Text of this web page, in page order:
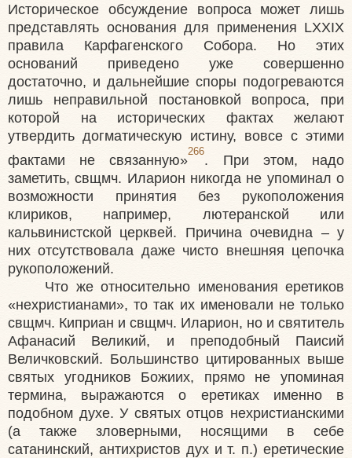
Историческое обсуждение вопроса может лишь
представлять основания для применения LXXIX
правила Карфагенского Собора. Но этих
оснований приведено уже совершенно
достаточно, и дальнейшие споры подогреваются
лишь неправильной постановкой вопроса, при
которой на исторических фактах желают
утвердить догматическую истину, вовсе с этими
фактами не связанную»
266
. При этом, надо
заметить, свщмч. Иларион никогда не упоминал о
возможности принятия без рукоположения
клириков, например, лютеранской или
кальвинистской церквей. Причина очевидна – у
них отсутствовала даже чисто внешняя цепочка
рукоположений.
Что же относительно именования еретиков
«нехристианами», то так их именовали не только
свщмч. Киприан и свщмч. Иларион, но и святитель
Афанасий Великий, и преподобный Паисий
Величковский. Большинство цитированных выше
святых угодников Божиих, прямо не упоминая
термина, выражаются о еретиках именно в
подобном духе. У святых отцов нехристианскими
(а также зловерными, носящими в себе
сатанинский, антихристов дух и т. п.) еретические